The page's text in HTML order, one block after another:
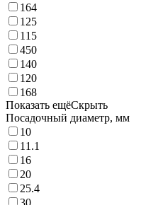
164
125
115
450
140
120
168
Показать ещёСкрыть
Посадочный диаметр, мм
10
11.1
16
20
25.4
30